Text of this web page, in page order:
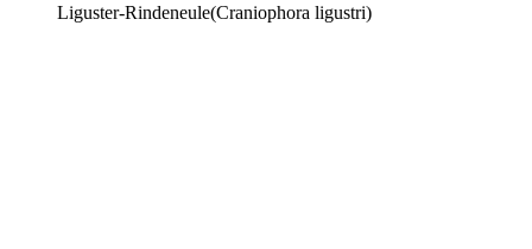
Liguster-Rindeneule(Craniophora ligustri)